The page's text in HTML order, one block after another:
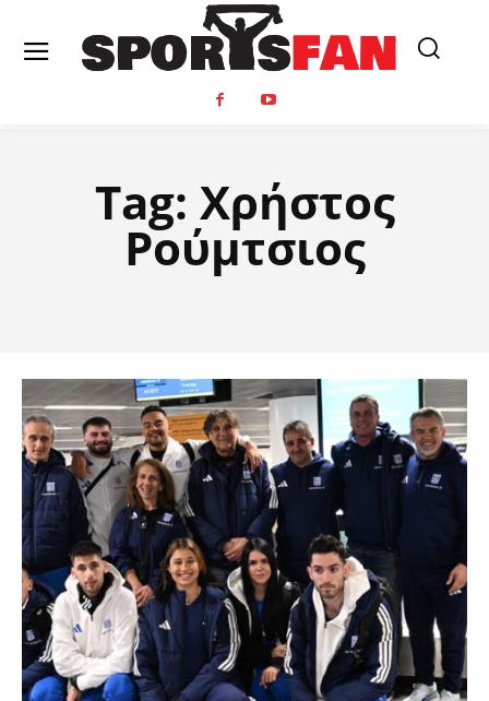
Tag: Χρήστος
Ρούμτσιος